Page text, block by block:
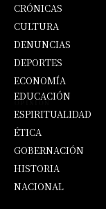
CRÓNICAS
CULTURA
DENUNCIAS
DEPORTES
ECONOMÍA
OPINIÓN
EDUCACIÓN
ESPIRITUALIDAD
ÉTICA
GOBERNACIÓN
HISTORIA
NACIONAL